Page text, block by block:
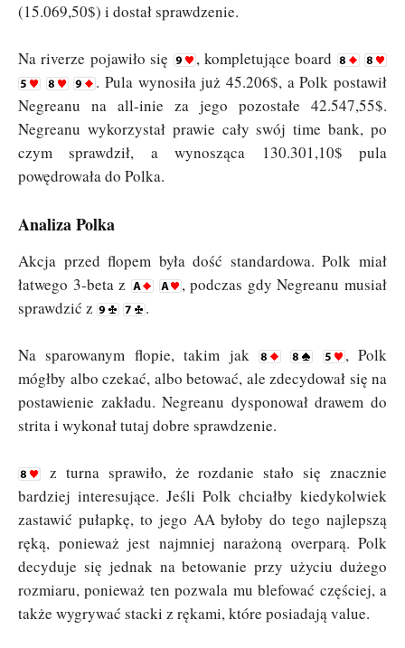
(15.069,50$) i dostał sprawdzenie.
Na riverze pojawiło się
, kompletujące board
. Pula wynosiła już 45.206$, a Polk postawił
Negreanu na all-inie za jego pozostałe 42.547,55$.
Negreanu wykorzystał prawie cały swój time bank, po
czym sprawdził, a wynosząca 130.301,10$ pula
powędrowała do Polka.
Analiza Polka
Akcja przed flopem była dość standardowa. Polk miał
łatwego 3-beta z
, podczas gdy Negreanu musiał
sprawdzić z
.
Na sparowanym flopie, takim jak
, Polk
mógłby albo czekać, albo betować, ale zdecydował się na
postawienie zakładu. Negreanu dysponował drawem do
strita i wykonał tutaj dobre sprawdzenie.
z turna sprawiło, że rozdanie stało się znacznie
bardziej interesujące. Jeśli Polk chciałby kiedykolwiek
zastawić pułapkę, to jego AA byłoby do tego najlepszą
ręką, ponieważ jest najmniej narażoną overparą. Polk
decyduje się jednak na betowanie przy użyciu dużego
rozmiaru, ponieważ ten pozwala mu blefować częściej, a
także wygrywać stacki z rękami, które posiadają value.